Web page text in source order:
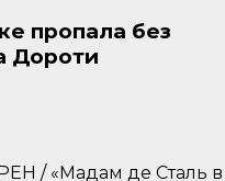
пропала без
Дороти